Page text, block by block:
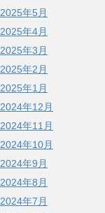
2025年5月
2025年4月
2025年3月
2025年2月
2025年1月
2024年12月
2024年11月
2024年10月
2024年9月
2024年8月
2024年7月